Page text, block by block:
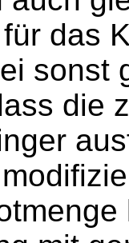
das
sonst
die